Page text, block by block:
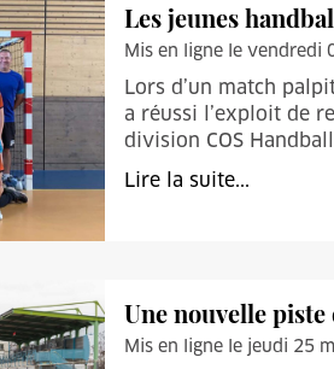
Les jeunes
Mis en ligne le vendredi
Lors d’un match
a réussi l’exploit de
division COS
Lire la suite...
Une nouvelle piste
Mis en ligne le jeudi 25